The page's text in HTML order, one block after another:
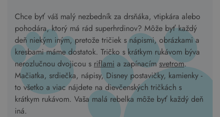
Chce byť váš malý nezbedník za drsňáka, vtipkára alebo
pohodára, ktorý má rád superhrdinov? Môže byť každý
deň niekým iným, pretože tričiek s nápismi, obrázkami a
kresbami máme dostatok. Tričko s krátkym rukávom býva
nerozlučnou dvojicou s riflami a zapínacímsvetrom.
Mačiatka, srdiečka, nápisy, Disney postavičky, kamienky -
to všetko a viac nájdete na dievčenských tričkách s
krátkym rukávom. Vaša malá rebelka môže byť každý deň
iná.